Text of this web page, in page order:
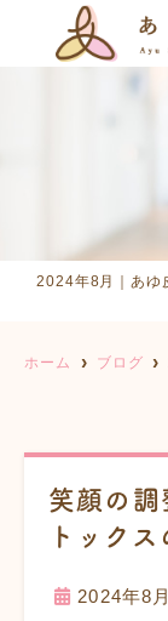
2024年8月｜あゆ
ホーム ブログ
笑顔の調
トック
2024年8